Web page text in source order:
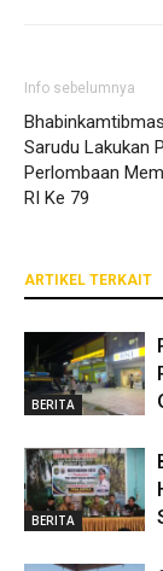
Info sebelumnya
Sarudu Lakukan
Perlombaan
RI Ke 79
ARTIKEL TERKAIT
BERITA
BERITA